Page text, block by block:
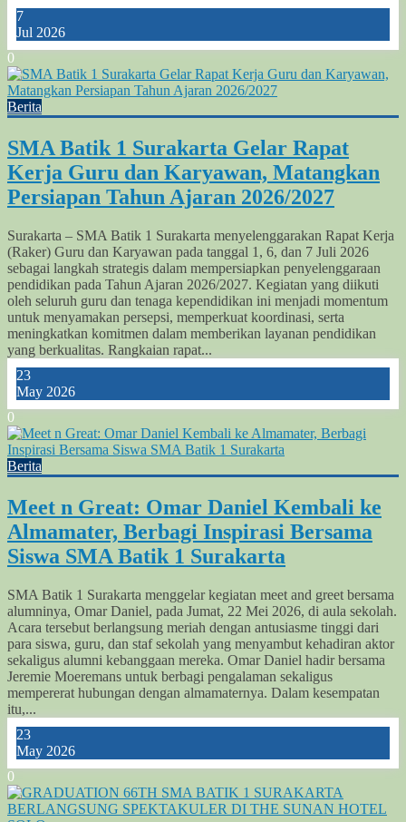
7
Jul 2026
0
Berita
SMA Batik 1 Surakarta Gelar Rapat
Kerja Guru dan Karyawan, Matangkan
Persiapan Tahun Ajaran 2026/2027
Surakarta – SMA Batik 1 Surakarta menyelenggarakan Rapat Kerja
(Raker) Guru dan Karyawan pada tanggal 1, 6, dan 7 Juli 2026
sebagai langkah strategis dalam mempersiapkan penyelenggaraan
pendidikan pada Tahun Ajaran 2026/2027. Kegiatan yang diikuti
oleh seluruh guru dan tenaga kependidikan ini menjadi momentum
untuk menyamakan persepsi, memperkuat koordinasi, serta
meningkatkan komitmen dalam memberikan layanan pendidikan
yang berkualitas. Rangkaian rapat...
23
May 2026
0
Berita
Meet n Great: Omar Daniel Kembali ke
Almamater, Berbagi Inspirasi Bersama
Siswa SMA Batik 1 Surakarta
SMA Batik 1 Surakarta menggelar kegiatan meet and greet bersama
alumninya, Omar Daniel, pada Jumat, 22 Mei 2026, di aula sekolah.
Acara tersebut berlangsung meriah dengan antusiasme tinggi dari
para siswa, guru, dan staf sekolah yang menyambut kehadiran aktor
sekaligus alumni kebanggaan mereka. Omar Daniel hadir bersama
Jeremie Moeremans untuk berbagi pengalaman sekaligus
mempererat hubungan dengan almamaternya. Dalam kesempatan
itu,...
23
May 2026
0